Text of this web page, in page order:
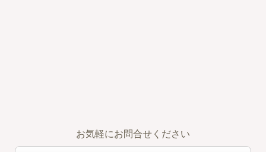
お気軽にお問合せください